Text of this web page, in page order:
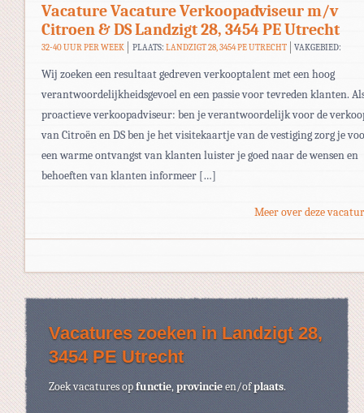
Vacature Vacature Verkoopadviseur m/v
Citroen & DS Landzigt 28, 3454 PE Utrecht
32-40 UUR PER WEEK PLAATS: LANDZIGT 28, 3454 PE UTRECHT VAKGEBIED:
Wij zoeken een resultaat gedreven verkooptalent met een hoog
verantwoordelijkheidsgevoel en een passie voor tevreden klanten.
proactieve verkoopadviseur: ben je verantwoordelijk voor de
van Citroën en DS ben je het visitekaartje van de vestiging zorg je
een warme ontvangst van klanten luister je goed naar de wensen en
behoeften van klanten informeer […]
Meer over deze
Vacatures zoeken in Landzigt 28,
3454 PE Utrecht
Zoek vacatures opfunctie,provincieen/ofplaats.